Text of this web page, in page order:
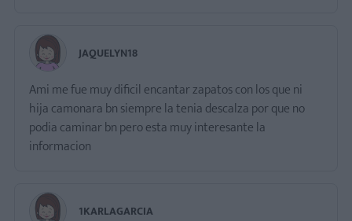
JAQUELYN18
Ami me fue muy dificil encantar zapatos con los que ni
hija camonara bn siempre la tenia descalza por que no
podia caminar bn pero esta muy interesante la
informacion
1KARLAGARCIA